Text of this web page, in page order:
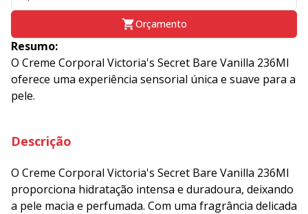
Orçamento
Resumo:
O Creme Corporal Victoria's Secret Bare Vanilla 236Ml
oferece uma experiência sensorial única e suave para a
pele.
Descrição
O Creme Corporal Victoria's Secret Bare Vanilla 236Ml
proporciona hidratação intensa e duradoura, deixando
a pele macia e perfumada. Com uma fragrância delicada